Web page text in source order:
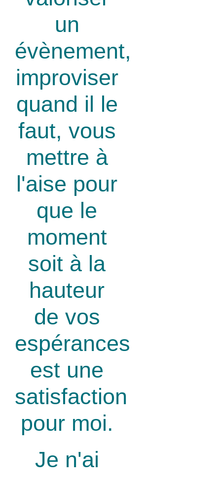
un
évènement,
improviser
quand il le
faut, vous
mettre à
l'aise pour
que le
moment
soit à la
hauteur
de vos
espérances
est une
satisfaction
pour moi.
Je n'ai